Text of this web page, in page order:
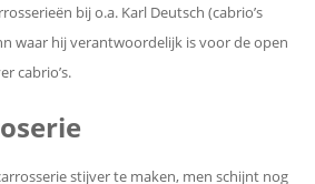
bij o.a. Karl Deutsch (cabrio’s
waar hij verantwoordelijk is voor de open
cabrio’s.
stijver te maken, men schijnt nog